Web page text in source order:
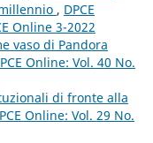
, DPCE
Online 3-2022
vaso di Pandora
Online: Vol. 40 No.
di fronte alla
Online: Vol. 29 No.